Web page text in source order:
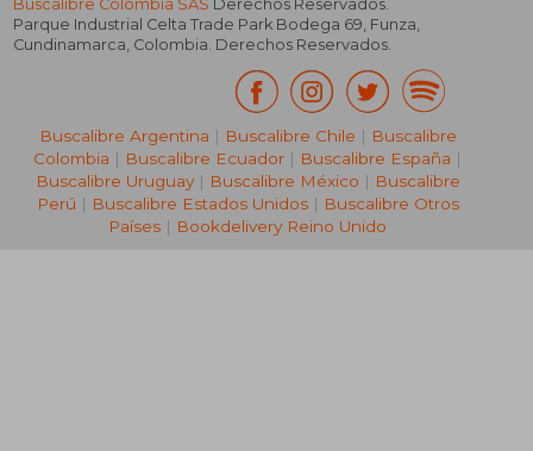
Buscalibre Colombia SAS Derechos Reservados.
Parque Industrial Celta Trade Park Bodega 69, Funza,
Cundinamarca, Colombia. Derechos Reservados.
Buscalibre Argentina | Buscalibre Chile | Buscalibre
Colombia | Buscalibre Ecuador | Buscalibre España |
Buscalibre Uruguay| Buscalibre México | Buscalibre
Perú | Buscalibre Estados Unidos| Buscalibre Otros
Países | Bookdelivery Reino Unido